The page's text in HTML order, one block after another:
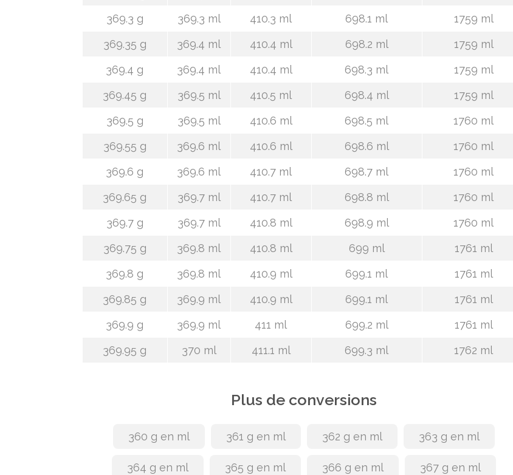
369.3 g
369.3 ml 410.3 ml 698.1 ml
1759 ml
369.35 g
369.4 ml 410.4 ml 698.2 ml
1759 ml
369.4 g
369.4 ml 410.4 ml 698.3 ml
1759 ml
369.45 g
369.5 ml 410.5 ml 698.4 ml
1759 ml
369.5 g
369.5 ml 410.6 ml 698.5 ml
1760 ml
369.55 g
369.6 ml 410.6 ml 698.6 ml
1760 ml
369.6 g
369.6 ml 410.7 ml 698.7 ml
1760 ml
369.65 g
369.7 ml 410.7 ml 698.8 ml
1760 ml
369.7 g
369.7 ml 410.8 ml 698.9 ml
1760 ml
369.75 g
369.8 ml 410.8 ml 699 ml
1761 ml
369.8 g
369.8 ml 410.9 ml 699.1 ml
1761 ml
369.85 g
369.9 ml 410.9 ml 699.1 ml
1761 ml
369.9 g
369.9 ml 411 ml 699.2 ml
1761 ml
369.95 g
370 ml 411.1 ml 699.3 ml 1762 ml
Plus de conversions
360 g en ml 361 g en ml 362 g en ml 363 g en ml
364 g en ml 365 g en ml 366 g en ml 367 g en ml